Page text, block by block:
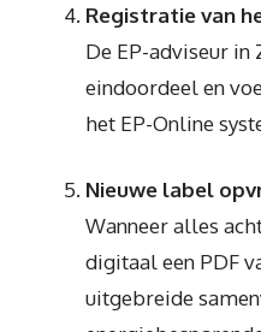
Registratie van
De EP-adviseur
eindoordeel en
het EP-Online
Nieuwe label
Wanneer alles
digitaal een PDF
uitgebreide